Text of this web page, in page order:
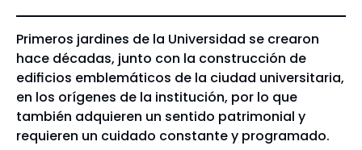
Primeros jardines de la Universidad se crearon
hace décadas, junto con la construcción de
edificios emblemáticos de la ciudad universitaria,
en los orígenes de la institución, por lo que
también adquieren un sentido patrimonial y
requieren un cuidado constante y programado.